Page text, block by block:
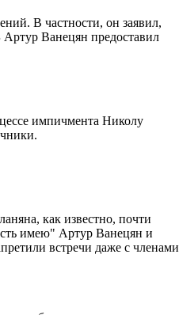
В частности, он заявил,
Ванецян предоставил
импичмента Николу
как известно, почти
имею" Артур Ванецян и
встречи даже с членами